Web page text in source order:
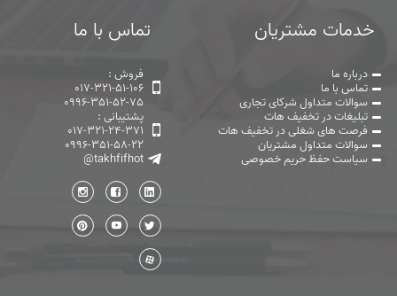
خدمات مشتریان
درباره ما
تماس با ما
سوالات متداول شرکای تجاری
تبلیغات در تخفیف هات
فرصت های شغلی در تخفیف هات
سوالات متداول مشتریان
سیاست حفظ حریم خصوصی
تماس با ما
فروش :
017-321-51-106
0996-351-52-75
پشتیبانی :
017-321-24-371
0996-351-58-22
@takhfifhot